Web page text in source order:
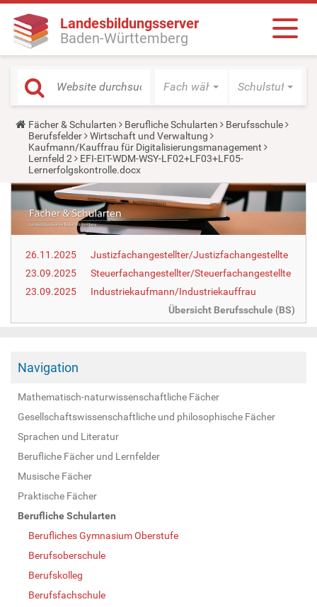
Landesbildungsserver
Baden-Württemberg
Fach wählen Schulstufe
Y
o
u
a
r
e
h
r
e
:
Fächer & Schularten Berufliche Schularten
Berufsschule
Berufsfelder
Wirtschaft und Verwaltung
Kaufmann/Kauffrau für Digitalisierungsmanagement
Lernfeld 2
EFI-EIT-WDM-WSY-LF02+LF03+LF05-
Lernerfolgskontrolle.docx
26.11.2025
Justizfachangestellter/Justizfachangestellte
23.09.2025
Steuerfachangestellter/Steuerfachangestellte
23.09.2025
Industriekaufmann/Industriekauffrau
Übersicht Berufsschule (BS)
Navigation
Mathematisch-naturwissenschaftliche Fächer
Gesellschaftswissenschaftliche und philosophische Fächer
Sprachen und Literatur
Berufliche Fächer und Lernfelder
Musische Fächer
Praktische Fächer
Berufliche Schularten
Berufliches Gymnasium Oberstufe
Berufsoberschule
Berufskolleg
Berufsfachschule